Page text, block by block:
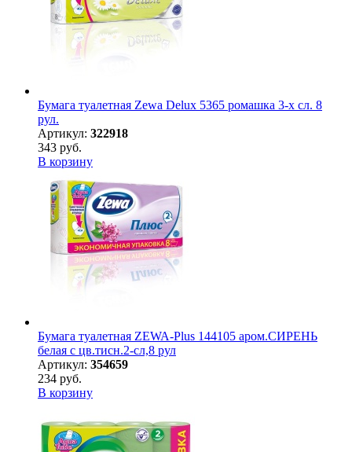
Бумага туалетная Zewa Delux 5365 ромашка 3-х сл. 8
рул.
Артикул: 322918
343 руб.
В корзину
Бумага туалетная ZEWA-Plus 144105 аром.СИРЕНЬ
белая с цв.тисн.2-сл,8 рул
Артикул: 354659
234 руб.
В корзину